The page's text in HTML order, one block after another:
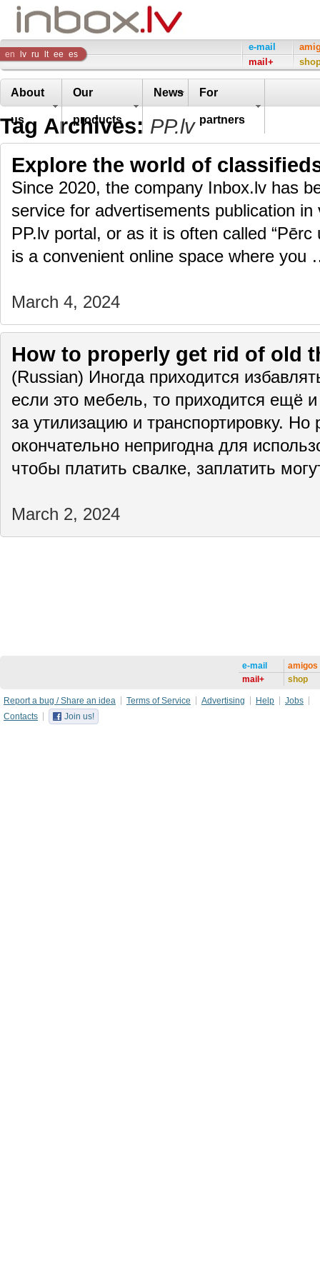
Inbox
Company
en lv ru lt ee es
e-mail
mail+
About
us
Our
products
News For
partners
Tag Archives: PP.lv
Explore the world of
Since 2020, the company Inbox.lv has
service for advertisements publication in
PP.lv portal, or as it is often called
is a convenient online space where
March 4, 2024
How to properly get rid of old
(Russian) Иногда приходится
если это мебель, то приходится ещё
за утилизацию и транспортировку. Но
окончательно непригодна для
чтобы платить свалке, заплатить
March 2, 2024
e-mail
mail+
amigos
shop
Report a bug / Share an idea Terms of Service Advertising Help
Jobs
Contacts
Join us!